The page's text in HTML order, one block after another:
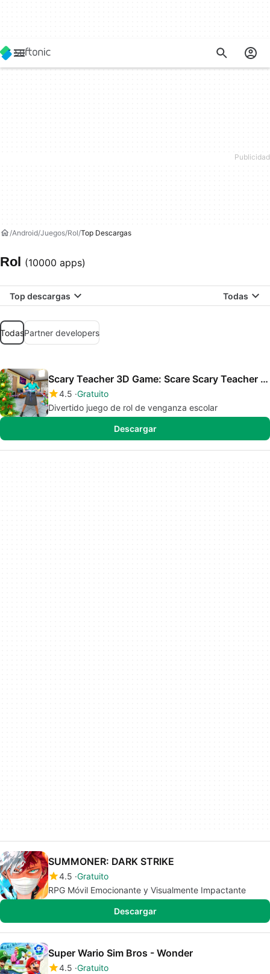
Android Juegos Rol Top Descargas
Rol (10000 apps)
Top descargas Todas
TodasPartner developers
Scary Teacher 3D Game: Scare Scary Teacher Chapter
4.5 Gratuito
Divertido juego de rol de venganza escolar
Descargar
SUMMONER: DARK STRIKE
4.5 Gratuito
RPG Móvil Emocionante y Visualmente Impactante
Descargar
Super Wario Sim Bros - Wonder
4.5 Gratuito